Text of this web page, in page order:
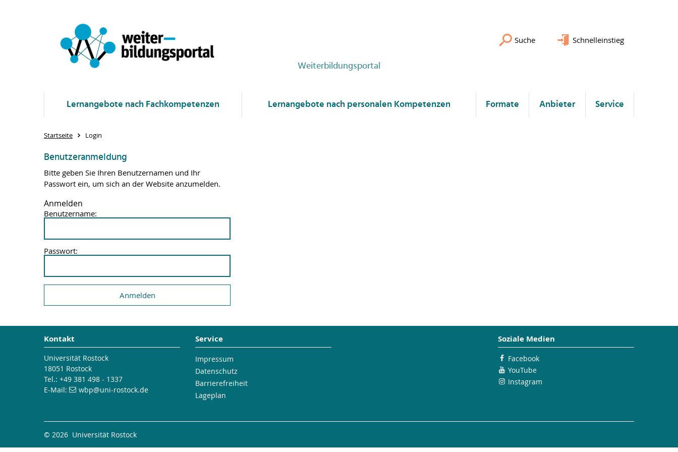
Weiterbildungsportal
Suche Schnelleinstieg
Lernangebote nach Fachkompetenzen Lernangebote nach personalen Kompetenzen Formate Anbieter Service
Startseite Login
Benutzeranmeldung
Bitte geben Sie Ihren Benutzernamen und Ihr
Passwort ein, um sich an der Website anzumelden.
Anmelden
Benutzername:
Passwort:
Kontakt
Universität Rostock
18051 Rostock
Tel.: +49 381 498 - 1337
E-Mail:
wbp@uni-rostock.de
Service
Impressum
Datenschutz
Barrierefreiheit
Lageplan
Soziale Medien
Facebook
YouTube
Instagram
© 2026 Universität Rostock